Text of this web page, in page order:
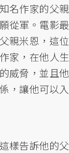
名作家的父親
從軍。電影最
親米恩，這位
家，在他人生
威脅，並且他
，讓他可以入
樣告訴他的父